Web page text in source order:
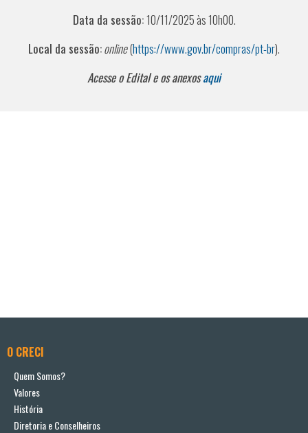
Data da sessão:10/11/2025 às 10h00.
Local da sessão:online(https://www.gov.br/compras/pt-br).
Acesse o Edital e os anexosaqui
O CRECI
Quem Somos?
Valores
História
Diretoria e Conselheiros